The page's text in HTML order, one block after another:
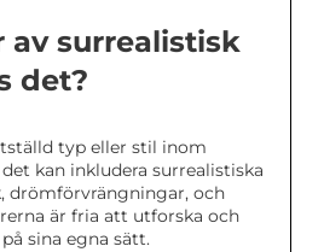
av surrealistisk
det?
typ eller stil inom
kan inkludera surrealistiska
drömförvrängningar, och
är fria att utforska och
sina egna sätt.